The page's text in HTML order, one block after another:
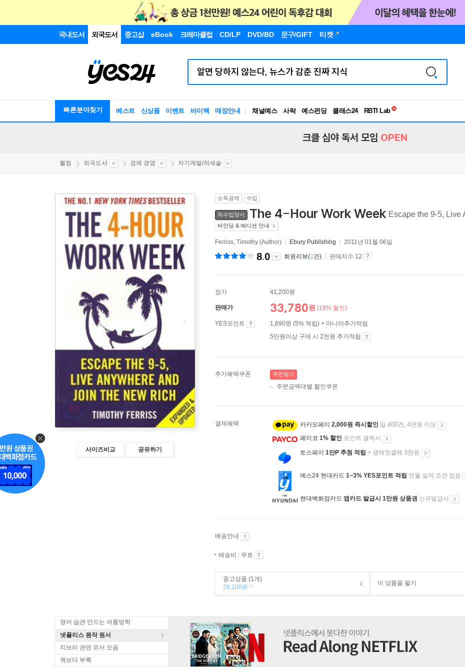
국내도서 외국도서 중고샵 eBook 크레마클럽 CD/LP DVD/BD 문구/GIFT 티켓
빠른분야찾기 베스트 신상품 이벤트 바이백 매장안내 채널예스 사락 예스펀딩 클래스24
독서유형검사
크클 심야 독서 모임 OPEN
웰컴 외국도서 경제 경영 자기계발/처세술
사이즈비교 공유하기
소득공제 수입
직수입양서 The 4-Hour Work Week Escape the 9-5, Live
바인딩 & 에디션 안내
Ferriss, Timothy (Author) Ebury Publishing 2011년 01월 06일
8.0 회원리뷰(2건) 판매지수 12
정가 41,200원
판매가 33,780원 (18% 할인)
YES포인트
1,690원 (5% 적립) + 마니아추가적립
5만원이상 구매 시 2천원 추가적립
추가혜택쿠폰 쿠폰받기
주문금액대별 할인쿠폰
결제혜택 카카오페이 2,000원 즉시할인 일 400건, 4만원 이상
페이코 1% 할인 포인트 결제시
토스페이 1만P 추첨 적립 + 생애첫결제 3천원
예스24 현대카드 1~3% YES포인트 적립 전월 실적 조건 없음
현대백화점카드 앱카드 발급시 1만원 상품권 신규발급시
배송안내
배송비 : 무료
중고상품 (1개)
26,100원 ~
이 상품을 팔기
영어 습관 만드는 여름방학
넷플리스 원작 원서
지브리 관련 외서 모음
책보다 부록